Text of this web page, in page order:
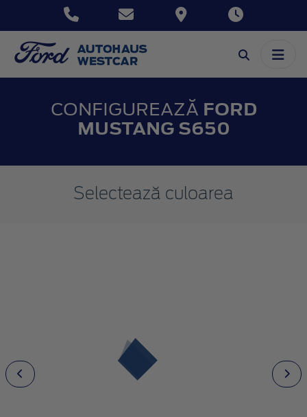
CONFIGUREAZĂ FORD
MUSTANG S650
Selectează culoarea